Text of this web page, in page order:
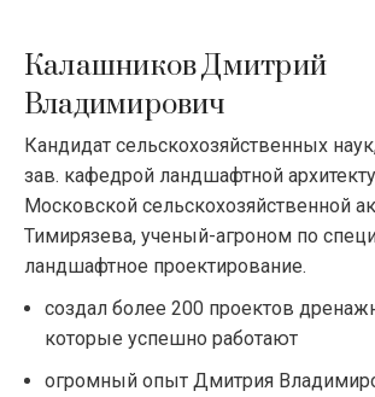
Калашников Дмитрий
Владимирович
Кандидат сельскохозяйственных
зав. кафедрой ландшафтной
Московской сельскохозяйственной
Тимирязева, ученый-агроном по
ландшафтное проектирование.
создал более 200 проектов
которые успешно работают
огромный опыт Дмитрия